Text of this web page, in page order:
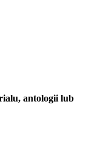
antologii lub